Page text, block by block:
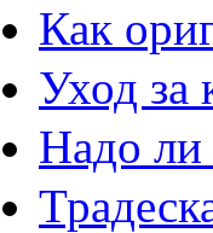
Как
Уход за
Надо ли